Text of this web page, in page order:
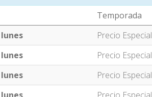
Temporada
lunes
Precio Especial
lunes
Precio Especial
lunes
Precio Especial